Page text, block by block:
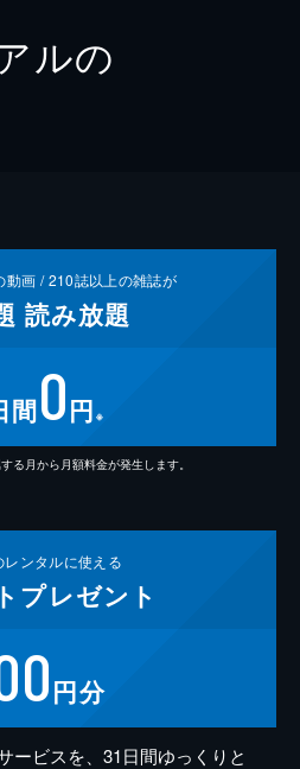
ルの
動画 /210誌以上の雑誌が
読み放題
間0円 ※
る月から月額料金が発生します。
レンタルに使える
プレゼント
円分
ービスを、31日間ゆっくりと